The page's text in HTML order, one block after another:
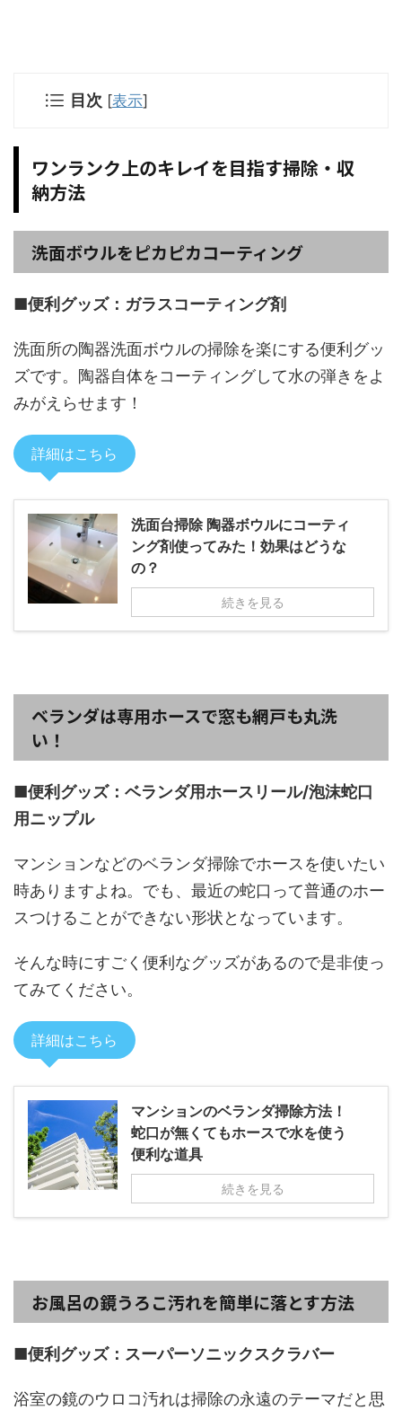
目次 [表示]
ワンランク上のキレイを目指す掃除・収
納方法
洗面ボウルをピカピカコーティング
■便利グッズ：ガラスコーティング剤
洗面所の陶器洗面ボウルの掃除を楽にする便利グッ
ズです。陶器自体をコーティングして水の弾きをよ
みがえらせます！
詳細はこちら
洗面台掃除 陶器ボウルにコーティ
ング剤使ってみた！効果はどうな
の？
続きを見る
ベランダは専用ホースで窓も網戸も丸洗
い！
■便利グッズ：ベランダ用ホースリール/泡沫蛇口
用ニップル
マンションなどのベランダ掃除でホースを使いたい
時ありますよね。でも、最近の蛇口って普通のホー
スつけることができない形状となっています。
そんな時にすごく便利なグッズがあるので是非使っ
てみてください。
詳細はこちら
マンションのベランダ掃除方法！
蛇口が無くてもホースで水を使う
便利な道具
続きを見る
お風呂の鏡うろこ汚れを簡単に落とす方法
■便利グッズ：スーパーソニックスクラバー
浴室の鏡のウロコ汚れは掃除の永遠のテーマだと思